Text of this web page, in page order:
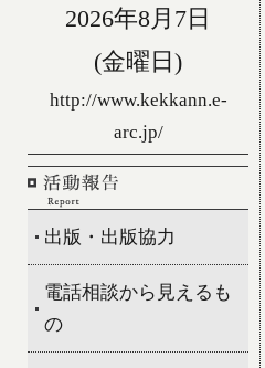
2026年8月7日
(金曜日)
http://www.kekkann.e-
arc.jp/
出版・出版協力
電話相談から見えるも
の